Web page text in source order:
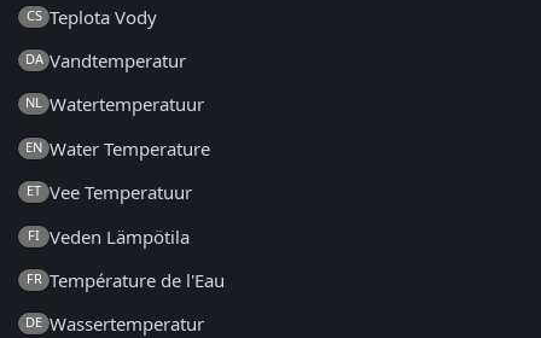
CS Teplota Vody
DA Vandtemperatur
NL Watertemperatuur
EN Water Temperature
ET Vee Temperatuur
FI Veden Lämpötila
FR Température de l'Eau
DE Wassertemperatur